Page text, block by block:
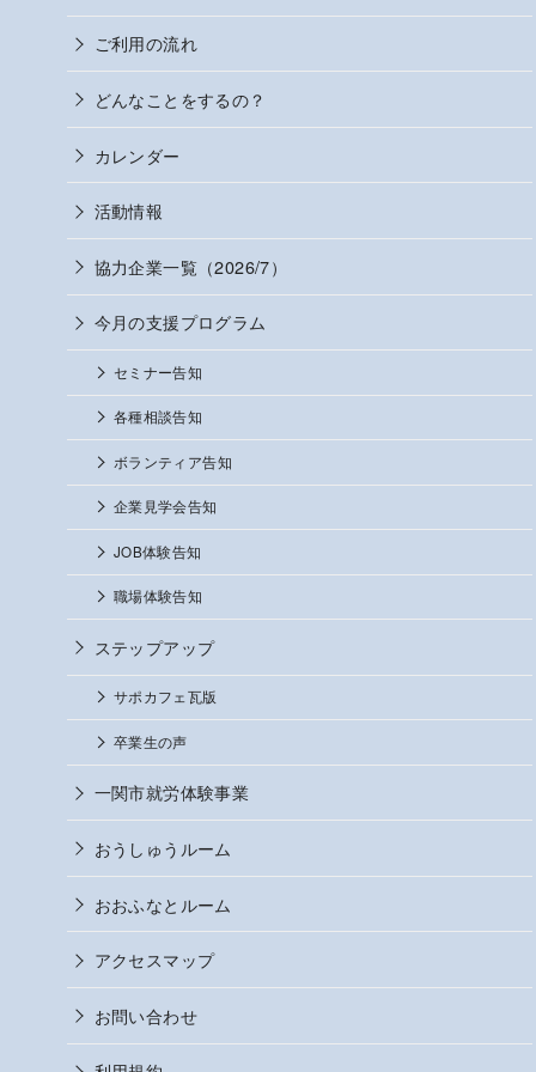
ご利用の流れ
どんなことをするの？
カレンダー
活動情報
協力企業一覧（2026/7）
今月の支援プログラム
セミナー告知
各種相談告知
ボランティア告知
企業見学会告知
JOB体験告知
職場体験告知
ステップアップ
サポカフェ瓦版
卒業生の声
一関市就労体験事業
おうしゅうルーム
おおふなとルーム
アクセスマップ
お問い合わせ